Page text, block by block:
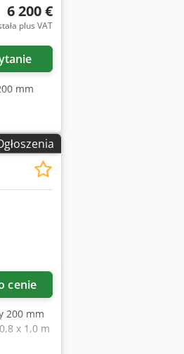
6 200 €
plus VAT
mm
cenie
200 mm
x 1,0 m